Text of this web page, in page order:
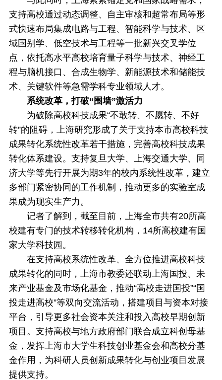
支持高校通过动态调整、自主审核和超常布局等形
式快速布局集成电路与工程、智能科学与技术、区
域国别学、低空技术与工程等一批新兴交叉学位
点，依托高水平高校培育量子科学与技术、神经工
程与脑机接口、合成生物学、新能源技术和储能技
术、关键软件等急需学科专业领域人才。
系统改革，打破“围墙”激活力
为破除高校科技成果“不敢转、不愿转、不好
转”的阻碍，上海研究形成了关于支持本市高校科技
成果转化系统性改革若干措施，完善高校科技成果
转化体系建设。支持复旦大学、上海交通大学、同
济大学等先行开展为期3年的校内系统性改革，建立
多部门紧密协同的工作机制，推动更多的实验室成
果成为现实生产力。
记者了解到，截至目前，上海全市共有20所高
校建有专门的技术转移转化机构，14所高校建有国
家大学科技园。
在支持高校系统性改革、全方位推进高校科技
成果转化的同时，上海市教委还联动上海国投、未
来产业基金及市场化基金，推动“高校走进国投”“国
投走进高校”等双向交流活动，搭建项目与资本对接
平台，引导更多社会资本关注和投入高校早期创新
项目。支持高校与地方政府部门联合成立科创母基
金，发挥上海市大学生科技创业基金会和高校分基
金作用，为科研人员创新成果转化与创业项目发展
提供支持。